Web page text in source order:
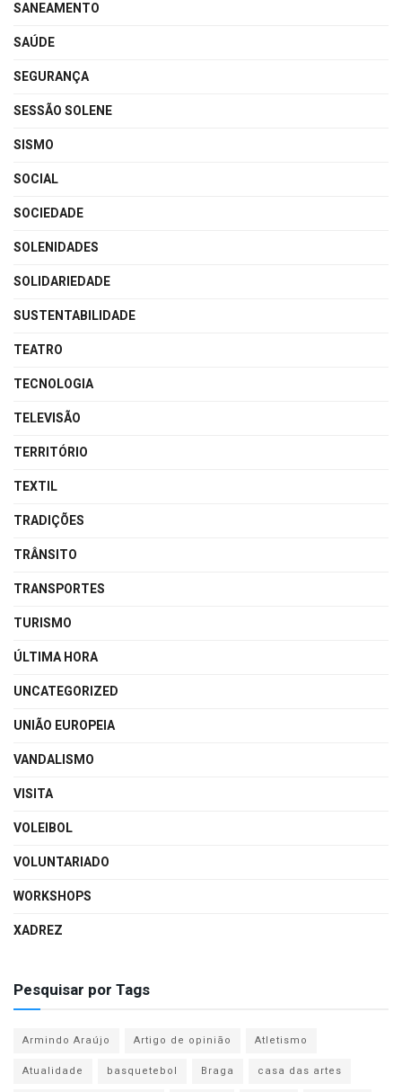
SANEAMENTO
SAÚDE
SEGURANÇA
SESSÃO SOLENE
SISMO
SOCIAL
SOCIEDADE
SOLENIDADES
SOLIDARIEDADE
SUSTENTABILIDADE
TEATRO
TECNOLOGIA
TELEVISÃO
TERRITÓRIO
TEXTIL
TRADIÇÕES
TRÂNSITO
TRANSPORTES
TURISMO
ÚLTIMA HORA
UNCATEGORIZED
UNIÃO EUROPEIA
VANDALISMO
VISITA
VOLEIBOL
VOLUNTARIADO
WORKSHOPS
XADREZ
Pesquisar por Tags
Armindo Araújo Artigo de opinião
Atletismo
Atualidade
basquetebol Braga
casa das artes